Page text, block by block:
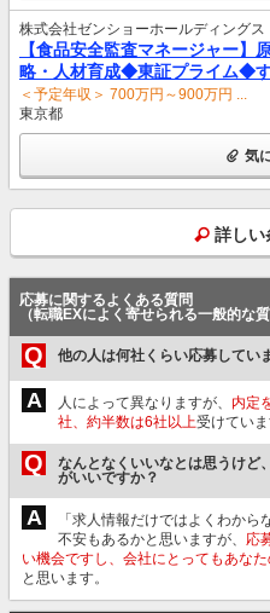
株式会社ゼンショーホールディングス
【食品安全監査マネージャー】
略・人材育成◆東証プライム◆
＜予定年収＞ 700万円～900万円 ...
東京都
気
詳しい
応募に関するよくある質問
（転職EXによく寄せられる一般的な質
Q 他の人は何社くらい応募してい
A 人によって異なりますが、 内定
社、約半数は6社以上受けていま
Q
なんとなくいいなとは思うけど
がいいですか？
A
「求人情報だけではよくわか
不安もあるかと思いますが、 応
い機会ですし、会社にとってもあな
と思います。